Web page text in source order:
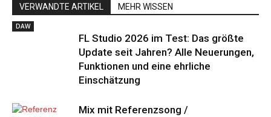
VERWANDTE ARTIKEL MEHR WISSEN
DAW
FL Studio 2026 im Test: Das größte
Update seit Jahren? Alle Neuerungen,
Funktionen und eine ehrliche
Einschätzung
Mix mit Referenzsong /